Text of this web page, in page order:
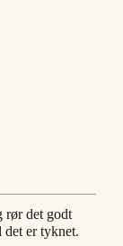
det godt
er tyknet.